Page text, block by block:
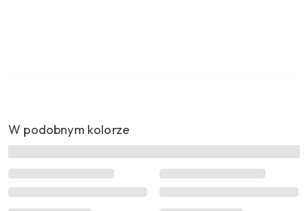
W podobnym kolorze